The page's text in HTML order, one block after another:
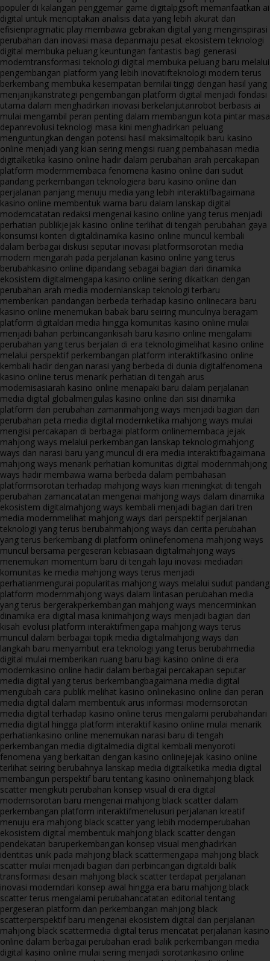
populer di kalangan penggemar game digitalpgsoft memanfaatkan ai
digital untuk menciptakan analisis data yang lebih akurat dan
efisienpragmatic play membawa gebrakan digital yang menginspirasi
perubahan dan inovasi masa depanmaju pesat ekosistem teknologi
digital membuka peluang keuntungan fantastis bagi generasi
moderntransformasi teknologi digital membuka peluang baru melalui
pengembangan platform yang lebih inovatifteknologi modern terus
berkembang membuka kesempatan bernilai tinggi dengan hasil yang
menjanjikanstrategi pengembangan platform digital menjadi fondasi
utama dalam menghadirkan inovasi berkelanjutanrobot berbasis ai
mulai mengambil peran penting dalam membangun kota pintar masa
depanrevolusi teknologi masa kini menghadirkan peluang
menguntungkan dengan potensi hasil maksimaltopik baru kasino
online menjadi yang kian sering mengisi ruang pembahasan media
digitalketika kasino online hadir dalam perubahan arah percakapan
platform modernmembaca fenomena kasino online dari sudut
pandang perkembangan teknologiera baru kasino online dan
perjalanan panjang menuju media yang lebih interaktifbagaimana
kasino online membentuk warna baru dalam lanskap digital
moderncatatan redaksi mengenai kasino online yang terus menjadi
perhatian publikjejak kasino online terlihat di tengah perubahan gaya
konsumsi konten digitaldinamika kasino online muncul kembali
dalam berbagai diskusi seputar inovasi platformsorotan media
modern mengarah pada perjalanan kasino online yang terus
berubahkasino online dipandang sebagai bagian dari dinamika
ekosistem digitalmengapa kasino online sering dikaitkan dengan
perubahan arah media modernlanskap teknologi terbaru
memberikan pandangan berbeda terhadap kasino onlinecara baru
kasino online menemukan babak baru seiring munculnya beragam
platform digitaldari media hingga komunitas kasino online mulai
menjadi bahan perbincangankisah baru kasino online mengalami
perubahan yang terus berjalan di era teknologimelihat kasino online
melalui perspektif perkembangan platform interaktifkasino online
kembali hadir dengan narasi yang berbeda di dunia digitalfenomena
kasino online terus menarik perhatian di tengah arus
modernisasiarah kasino online menapaki baru dalam perjalanan
media digital globalmengulas kasino online dari sisi dinamika
platform dan perubahan zamanmahjong ways menjadi bagian dari
perubahan peta media digital modernketika mahjong ways mulai
mengisi percakapan di berbagai platform onlinemembaca jejak
mahjong ways melalui perkembangan lanskap teknologimahjong
ways dan narasi baru yang muncul di era media interaktifbagaimana
mahjong ways menarik perhatian komunitas digital modernmahjong
ways hadir membawa warna berbeda dalam pembahasan
platformsorotan terhadap mahjong ways kian meningkat di tengah
perubahan zamancatatan mengenai mahjong ways dalam dinamika
ekosistem digitalmahjong ways kembali menjadi bagian dari tren
media modernmelihat mahjong ways dari perspektif perjalanan
teknologi yang terus berubahmahjong ways dan cerita perubahan
yang terus berkembang di platform onlinefenomena mahjong ways
muncul bersama pergeseran kebiasaan digitalmahjong ways
menemukan momentum baru di tengah laju inovasi mediadari
komunitas ke media mahjong ways terus menjadi
perhatianmengurai popularitas mahjong ways melalui sudut pandang
platform modernmahjong ways dalam lintasan perubahan media
yang terus bergerakperkembangan mahjong ways mencerminkan
dinamika era digital masa kinimahjong ways menjadi bagian dari
kisah evolusi platform interaktifmengapa mahjong ways terus
muncul dalam berbagai topik media digitalmahjong ways dan
langkah baru menyambut era teknologi yang terus berubahmedia
digital mulai memberikan ruang baru bagi kasino online di era
modernkasino online hadir dalam berbagai percakapan seputar
media digital yang terus berkembangbagaimana media digital
mengubah cara publik melihat kasino onlinekasino online dan peran
media digital dalam membentuk arus informasi modernsorotan
media digital terhadap kasino online terus mengalami perubahandari
media digital hingga platform interaktif kasino online mulai menarik
perhatiankasino online menemukan narasi baru di tengah
perkembangan media digitalmedia digital kembali menyoroti
fenomena yang berkaitan dengan kasino onlinejejak kasino online
terlihat seiring berubahnya lanskap media digitalketika media digital
membangun perspektif baru tentang kasino onlinemahjong black
scatter mengikuti perubahan konsep visual di era digital
modernsorotan baru mengenai mahjong black scatter dalam
perkembangan platform interaktifmenelusuri perjalanan kreatif
menuju era mahjong black scatter yang lebih modernperubahan
ekosistem digital membentuk mahjong black scatter dengan
pendekatan baruperkembangan konsep visual menghadirkan
identitas unik pada mahjong black scattermengapa mahjong black
scatter mulai menjadi bagian dari perbincangan digitaldi balik
transformasi desain mahjong black scatter terdapat perjalanan
inovasi moderndari konsep awal hingga era baru mahjong black
scatter terus mengalami perubahancatatan editorial tentang
pergeseran platform dan perkembangan mahjong black
scatterperspektif baru mengenai ekosistem digital dan perjalanan
mahjong black scattermedia digital terus mencatat perjalanan kasino
online dalam berbagai perubahan eradi balik perkembangan media
digital kasino online mulai sering menjadi sorotankasino online